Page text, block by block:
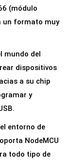
(módulo
un formato muy
mundo del
dispositivos
a su chip
y
entorno de
NodeMCU
todo tipo de